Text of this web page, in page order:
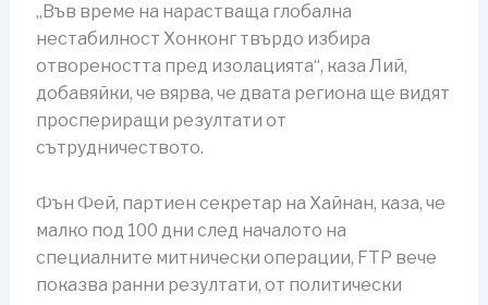
„Във време на нарастваща глобална
нестабилност Хонконг твърдо избира
отвореността пред изолацията“, каза Лий,
добавяйки, че вярва, че двата региона ще видят
проспериращи резултати от
сътрудничеството.
Фън Фей, партиен секретар на Хайнан, каза, че
малко под 100 дни след началото на
специалните митнически операции, FTP вече
показва ранни резултати, от политически